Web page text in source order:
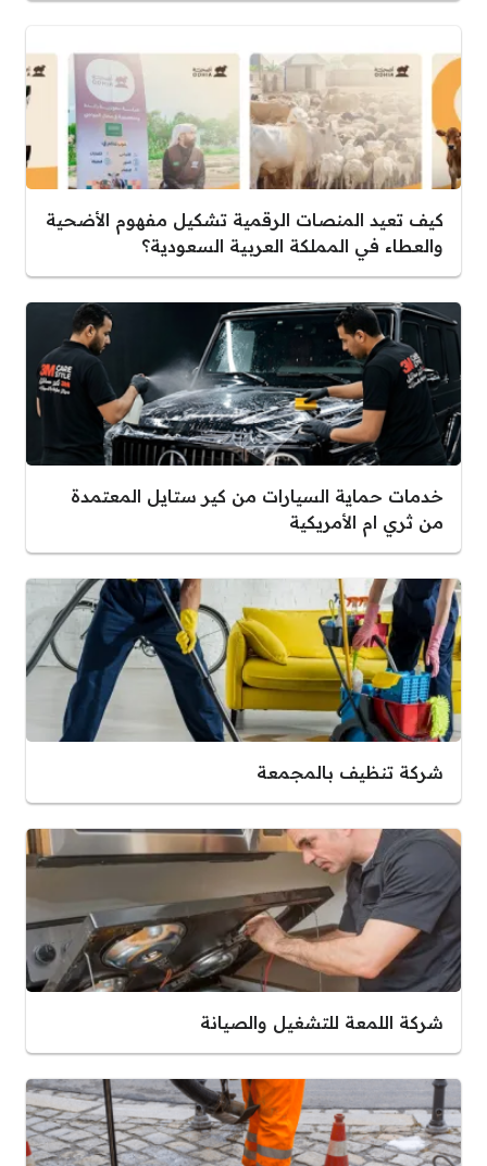
كيف تعيد المنصات الرقمية تشكيل مفهوم الأضحية
والعطاء في المملكة العربية السعودية؟
خدمات حماية السيارات من كير ستايل المعتمدة
من ثري ام الأمريكية
شركة تنظيف بالمجمعة
شركة اللمعة للتشغيل والصيانة